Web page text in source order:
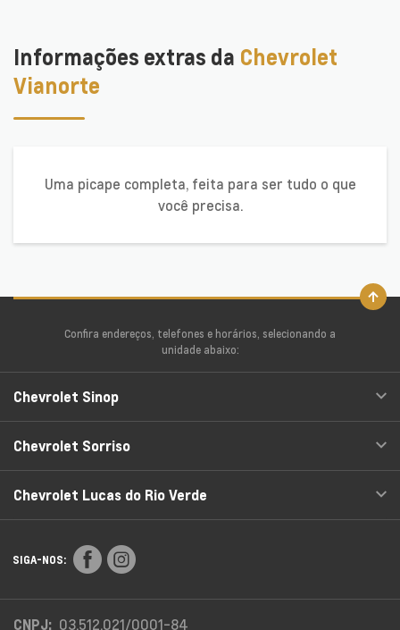
Informações extras da Chevrolet
Vianorte
Uma picape completa, feita para ser tudo o que
você precisa.
Confira endereços, telefones e horários, selecionando a
unidade abaixo:
Chevrolet Sinop
Chevrolet Sorriso
Chevrolet Lucas do Rio Verde
SIGA-NOS:
CNPJ: 03.512.021/0001-84